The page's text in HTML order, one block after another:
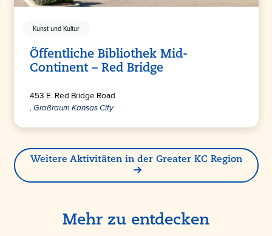
Kunst und Kultur
Öffentliche Bibliothek Mid-
Continent – Red Bridge
453 E. Red Bridge Road
, Großraum Kansas City
Weitere Aktivitäten in der Greater KC Region
Mehr zu entdecken